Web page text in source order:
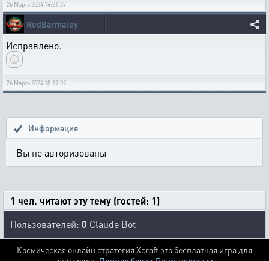
26 Марта 2024 14:21:37
RedBarmaley
Исправлено.
26 Марта 2024 18:19:39
Информация
Вы не авторизованы
1 чел. читают эту тему (гостей: 1)
Пользователей: 0 Claude Bot
Космическая онлайн стратегия Xcraft это бесплатная игра для